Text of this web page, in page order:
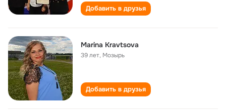
Добавить в друзья
Marina Kravtsova
39 лет, Мозырь
Добавить в друзья